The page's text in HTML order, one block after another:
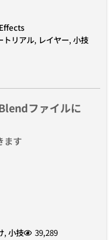
トリアル, レイヤー, 小技
ファイルに
ます
, 小技 39,289